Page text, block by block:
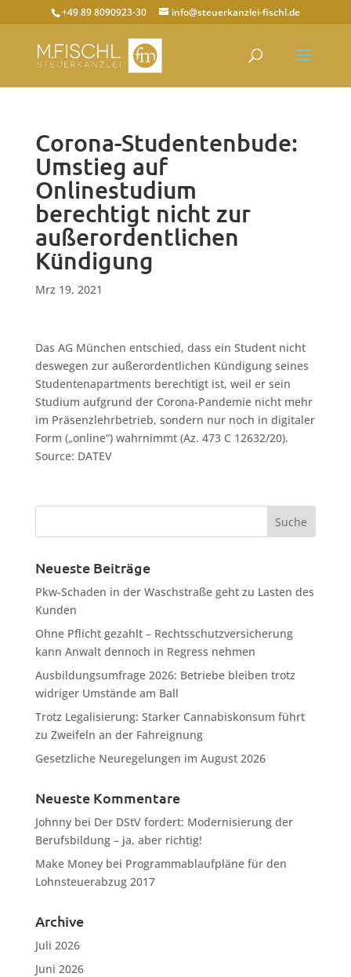
+49 89 8090923-30 info@steuerkanzlei-fischl.de
Corona-Studentenbude:
Umstieg auf
Onlinestudium
berechtigt nicht zur
außerordentlichen
Kündigung
Mrz 19, 2021
Das AG München entschied, dass ein Student nicht
deswegen zur außerordentlichen Kündigung seines
Studentenapartments berechtigt ist, weil er sein
Studium aufgrund der Corona-Pandemie nicht mehr
im Präsenzlehrbetrieb, sondern nur noch in digitaler
Form („online“) wahrnimmt (Az. 473 C 12632/20).
Source: DATEV
Neueste Beiträge
Pkw-Schaden in der Waschstraße geht zu Lasten des
Kunden
Ohne Pflicht gezahlt – Rechtsschutzversicherung
kann Anwalt dennoch in Regress nehmen
Ausbildungsumfrage 2026: Betriebe bleiben trotz
widriger Umstände am Ball
Trotz Legalisierung: Starker Cannabiskonsum führt
zu Zweifeln an der Fahreignung
Gesetzliche Neuregelungen im August 2026
Neueste Kommentare
Johnnybei Der DStV fordert: Modernisierung der
Berufsbildung – ja, aber richtig!
Make Moneybei Programmablaufpläne für den
Lohnsteuerabzug 2017
Archive
Juli 2026
Juni 2026